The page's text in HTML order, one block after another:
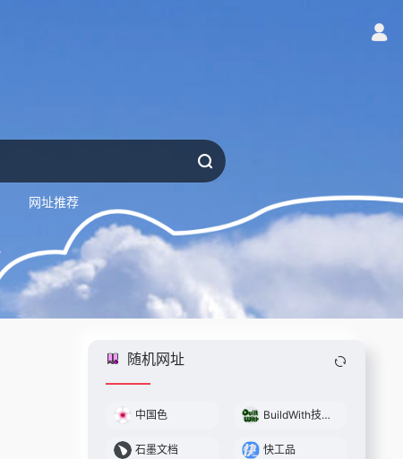
网址推荐
随机网址
中国色 BuildWith技术查找
石墨文档 快工品